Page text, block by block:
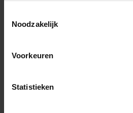
Noodzakelijk
Voorkeuren
Statistieken